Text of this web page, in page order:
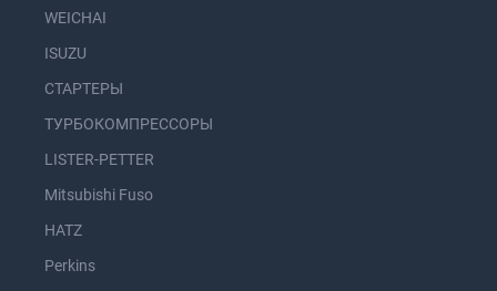
WEICHAI
ISUZU
СТАРТЕРЫ
ТУРБОКОМПРЕССОРЫ
LISTER-PETTER
Mitsubishi Fuso
HATZ
Perkins